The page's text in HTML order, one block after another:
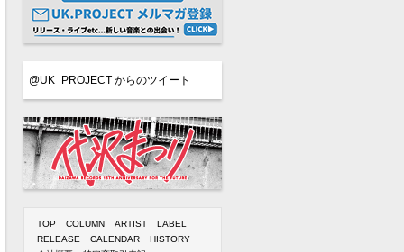
@UK_PROJECT からのツイート
TOP COLUMN ARTIST
LABEL
RELEASE
CALENDAR
HISTORY